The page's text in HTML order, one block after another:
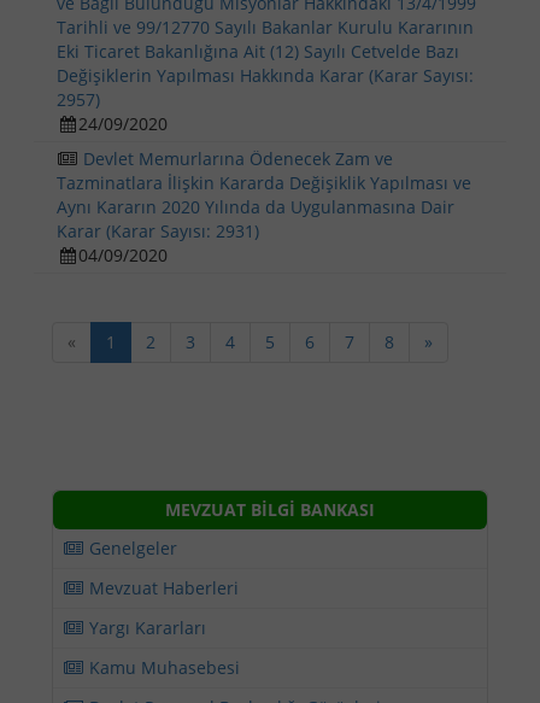
Tarihli ve 99/12770 Sayılı Bakanlar Kurulu Kararının
Eki Ticaret Bakanlığına Ait (12) Sayılı Cetvelde Bazı
Değişiklerin Yapılması Hakkında Karar (Karar Sayısı:
2957)
24/09/2020
Devlet Memurlarına Ödenecek Zam ve
Tazminatlara İlişkin Kararda Değişiklik Yapılması ve
Aynı Kararın 2020 Yılında da Uygulanmasına Dair
Karar (Karar Sayısı: 2931)
04/09/2020
« 1 2 3 4 5 6 7 8 »
MEVZUAT BİLGİ BANKASI
Genelgeler
Mevzuat Haberleri
Yargı Kararları
Kamu Muhasebesi